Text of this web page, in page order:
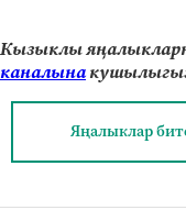
Кызыклы
каналына
Яңалыклар